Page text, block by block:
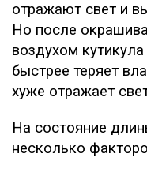
отражают свет и
Но после
воздухом
быстрее теряет
хуже отражает
На состояние
несколько